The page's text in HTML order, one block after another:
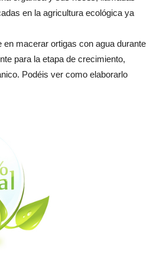
en la agricultura ecológica ya
macerar ortigas con agua durante
para la etapa de crecimiento,
Podéis ver como elaborarlo